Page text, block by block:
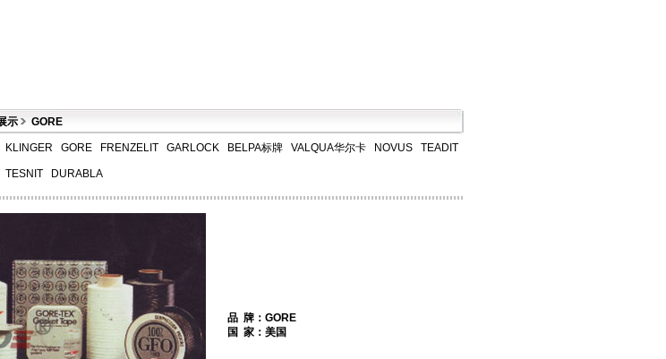
示 GORE
KLINGER GORE FRENZELIT GARLOCK BELPA标牌 VALQUA华尔卡 NOVUS TEADIT
TESNIT DURABLA
品 牌：GORE
国 家：美国